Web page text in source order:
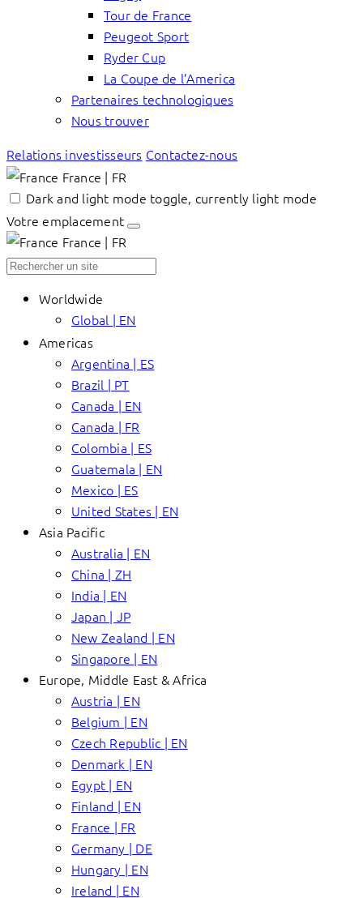
Tour de France
Peugeot Sport
Ryder Cup
La Coupe de l’America
Partenaires technologiques
Nous trouver
Relations investisseurs Contactez-nous
France | FR
Dark and light mode toggle, currently light mode
Votre emplacement
France | FR
Worldwide
Global | EN
Americas
Argentina | ES
Brazil | PT
Canada | EN
Canada | FR
Colombia | ES
Guatemala | EN
Mexico | ES
United States | EN
Asia Pacific
Australia | EN
China | ZH
India | EN
Japan | JP
New Zealand | EN
Singapore | EN
Europe, Middle East & Africa
Austria | EN
Belgium | EN
Czech Republic | EN
Denmark | EN
Egypt | EN
Finland | EN
France | FR
Germany | DE
Hungary | EN
Ireland | EN